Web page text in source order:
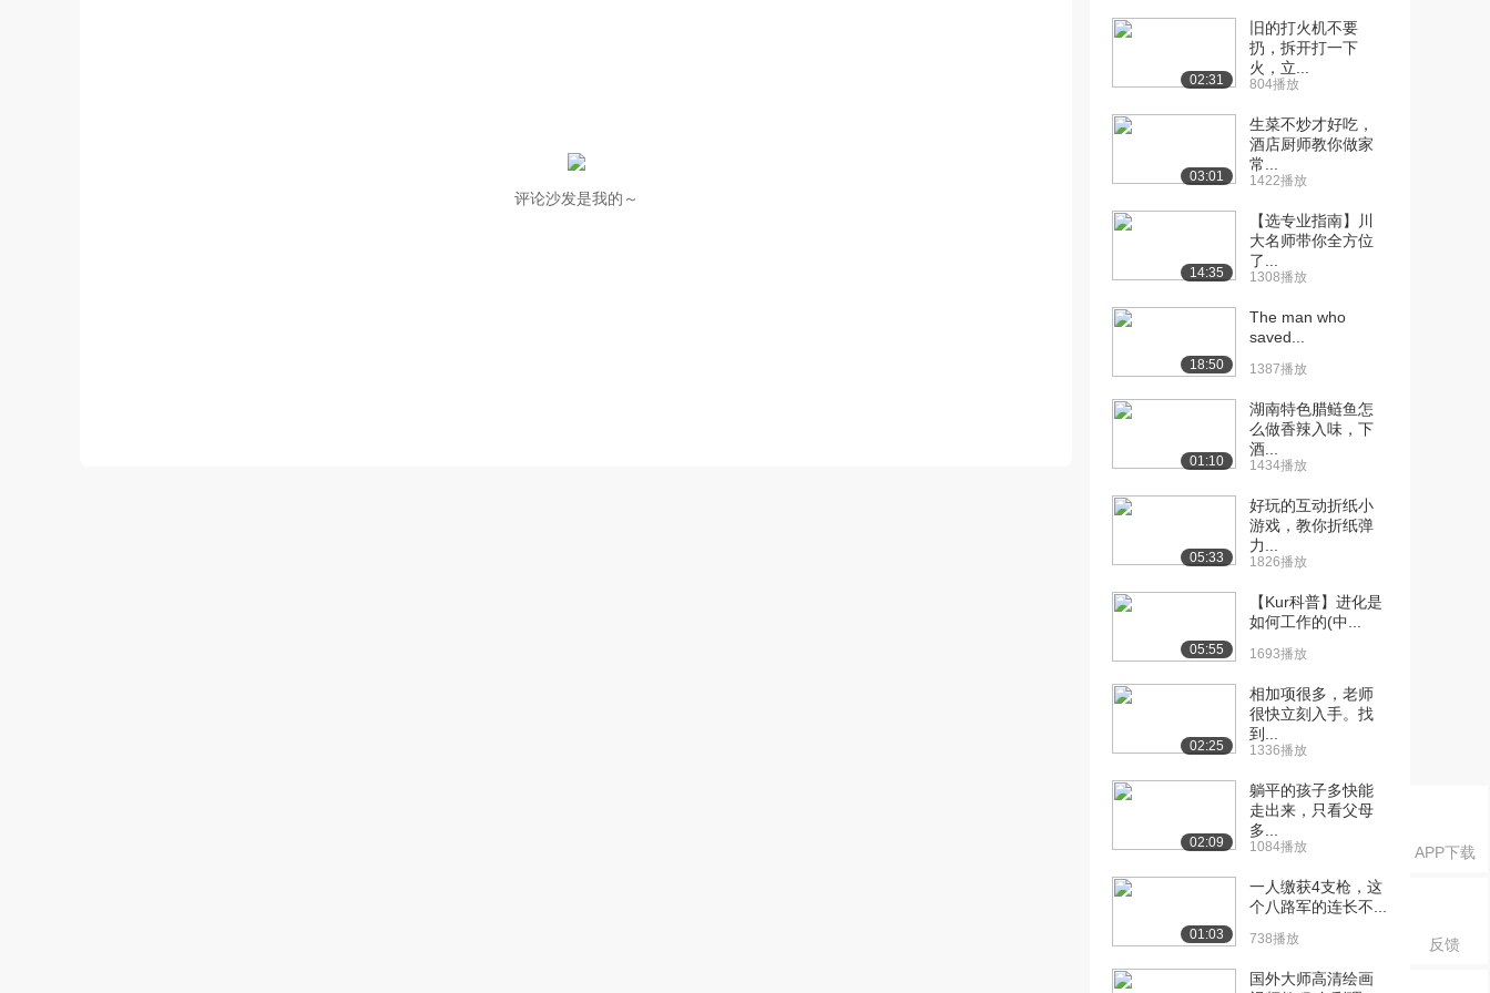
APP下载
反馈
评论沙发是我的～
[10] 【新】009第一章 教
07:34
[11] 【新】009第一章 教
07:39
[12] 【新】010第一章 独
07:09
立形态教育学...
育学的发展阶...
育与人的发展...
[16] 【新】012第一章 教
育与人的发展...
2377播放
[17] 【新】013第一章 教
育与社会的发...
1981播放
[18] 【新】013第一章 教
2354播放
[19] 【新】014第二章 教
1471播放
[20] 【新】015第一章 教
育目的的意义...
1922播放
02:31
旧的打火机不要
扔，拆开打一下
火，立...
804播放
03:01
生菜不炒才好吃，
酒店厨师教你做家
常...
1422播放
14:35
【选专业指南】川
大名师带你全方位
了...
1308播放
18:50
The man who
saved...
1387播放
01:10
湖南特色腊鲢鱼怎
么做香辣入味，下
酒...
1434播放
05:33
好玩的互动折纸小
游戏，教你折纸弹
力...
1826播放
05:55
【Kur科普】进化是
如何工作的(中...
1693播放
02:25
相加项很多，老师
很快立刻入手。找
到...
1336播放
02:09
躺平的孩子多快能
走出来，只看父母
多...
1084播放
01:03
一人缴获4支枪，这
个八路军的连长不...
738播放
国外大师高清绘画